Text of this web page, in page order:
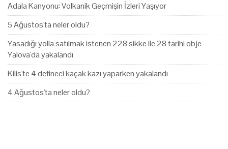
Adala Kanyonu: Volkanik Geçmişin İzleri Yaşıyor
5 Ağustos'ta neler oldu?
Yasadığı yolla satılmak istenen 228 sikke ile 28 tarihi obje
Yalova'da yakalandı
Kilis'te 4 defineci kaçak kazı yaparken yakalandı
4 Ağustos'ta neler oldu?